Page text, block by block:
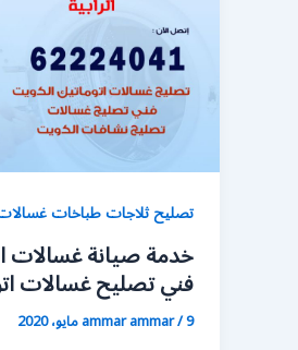
تصليح ثلاجات طباخات
فني تصليح غسالات
ammar ammar/9 مايو، 2020